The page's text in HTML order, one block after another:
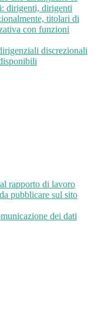
dirigenti, dirigenti
titolari di
con funzioni
discrezionali
rapporto di lavoro
pubblicare sul sito
dei dati